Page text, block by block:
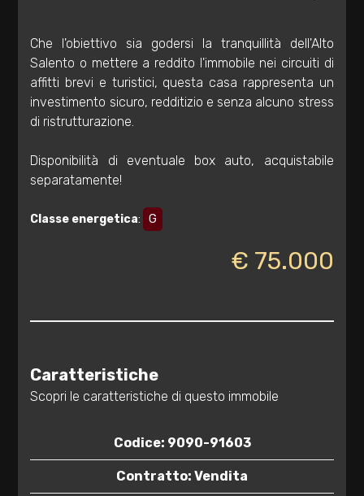
Che l'obiettivo sia godersi la tranquillità dell'Alto
Salento o mettere a reddito l'immobile nei circuiti di
affitti brevi e turistici, questa casa rappresenta un
investimento sicuro, redditizio e senza alcuno stress
di ristrutturazione.
Disponibilità di eventuale box auto, acquistabile
separatamente!
Classe energetica: G
€ 75.000
Caratteristiche
Scopri le caratteristiche di questo immobile
Codice: 9090-91603
Contratto: Vendita
2
3
minimi
Qualsiasi
2